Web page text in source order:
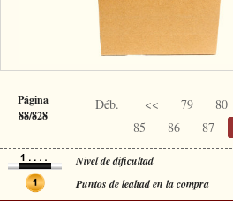
Página
88/828
Déb. << 79 80
85
86 87
Nivel de dificultad
Puntos de lealtad en la compra